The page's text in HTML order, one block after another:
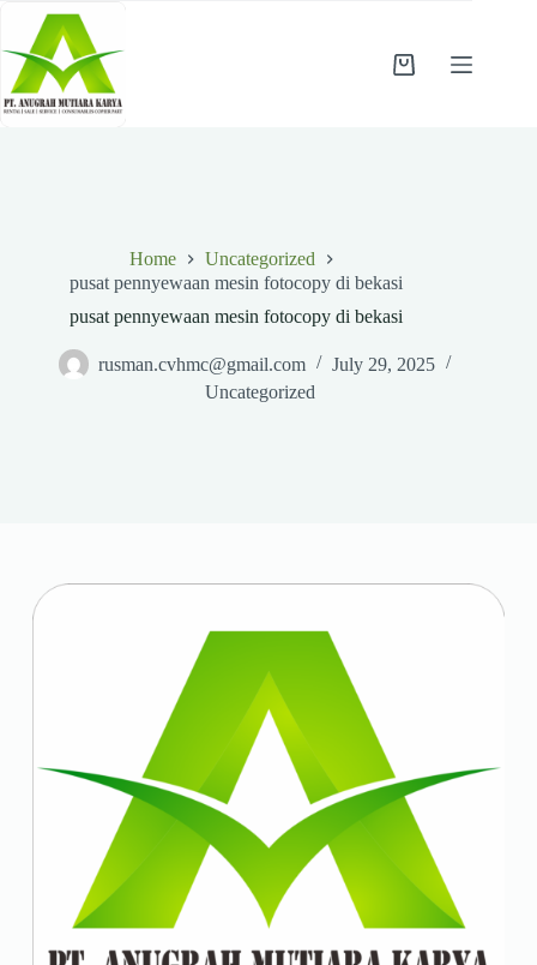
content
Shopping
Home
Uncategorized
pusat pennyewaan mesin fotocopy di bekasi
pusat pennyewaan mesin fotocopy di bekasi
rusman.cvhmc@gmail.com
July 29, 2025
Uncategorized